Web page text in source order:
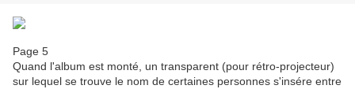
Page 5
Quand l'album est monté, un transparent (pour rétro-projecteur)
sur lequel se trouve le nom de certaines personnes s'insére entre